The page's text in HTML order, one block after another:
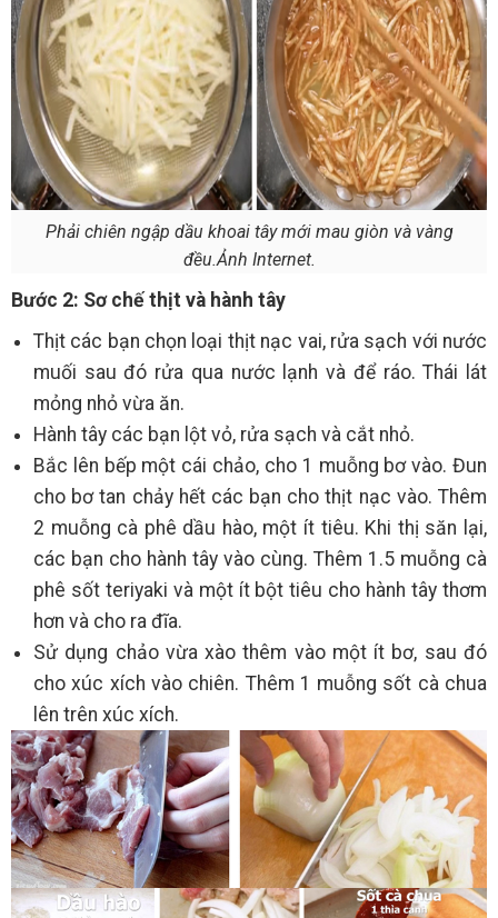
Phải chiên ngập dầu khoai tây mới mau giòn và vàng
đều.Ảnh Internet.
Bước 2: Sơ chế thịt và hành tây
Thịt các bạn chọn loại thịt nạc vai, rửa sạch với nước
muối sau đó rửa qua nước lạnh và để ráo. Thái lát
mỏng nhỏ vừa ăn.
Hành tây các bạn lột vỏ, rửa sạch và cắt nhỏ.
Bắc lên bếp một cái chảo, cho 1 muỗng bơ vào. Đun
cho bơ tan chảy hết các bạn cho thịt nạc vào. Thêm
2 muỗng cà phê dầu hào, một ít tiêu. Khi thị săn lại,
các bạn cho hành tây vào cùng. Thêm 1.5 muỗng cà
phê sốt teriyaki và một ít bột tiêu cho hành tây thơm
hơn và cho ra đĩa.
Sử dụng chảo vừa xào thêm vào một ít bơ, sau đó
cho xúc xích vào chiên. Thêm 1 muỗng sốt cà chua
lên trên xúc xích.